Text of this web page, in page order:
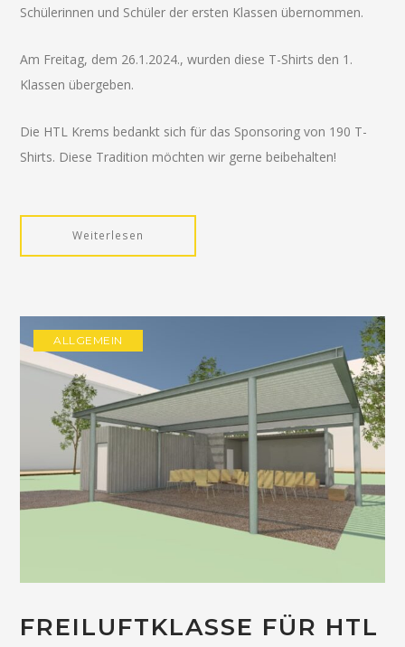
Schülerinnen und Schüler der ersten Klassen übernommen.
Am Freitag, dem 26.1.2024., wurden diese T-Shirts den 1.
Klassen übergeben.
Die HTL Krems bedankt sich für das Sponsoring von 190 T-
Shirts. Diese Tradition möchten wir gerne beibehalten!
Weiterlesen
ALLGEMEIN
FREILUFTKLASSE FÜR HTL